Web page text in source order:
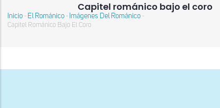
Capitel románico bajo el coro
Sobrescribir
ayuda
Inicio - El Románico - Imágenes Del Románico -
Capitel Románico Bajo El Coro